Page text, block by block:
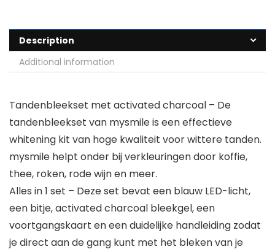
Description
Additional information
Tandenbleekset met activated charcoal – De
tandenbleekset van mysmile is een effectieve
whitening kit van hoge kwaliteit voor wittere tanden.
mysmile helpt onder bij verkleuringen door koffie,
thee, roken, rode wijn en meer.
Alles in 1 set – Deze set bevat een blauw LED-licht,
een bitje, activated charcoal bleekgel, een
voortgangskaart en een duidelijke handleiding zodat
je direct aan de gang kunt met het bleken van je